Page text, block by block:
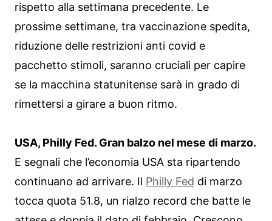
rispetto alla settimana precedente. Le
prossime settimane, tra vaccinazione spedita,
riduzione delle restrizioni anti covid e
pacchetto stimoli, saranno cruciali per capire
se la macchina statunitense sarà in grado di
rimettersi a girare a buon ritmo.
USA, Philly Fed. Gran balzo nel mese di marzo.
E segnali che l’economia USA sta ripartendo
continuano ad arrivare. Il Philly Fed di marzo
tocca quota 51.8, un rialzo record che batte le